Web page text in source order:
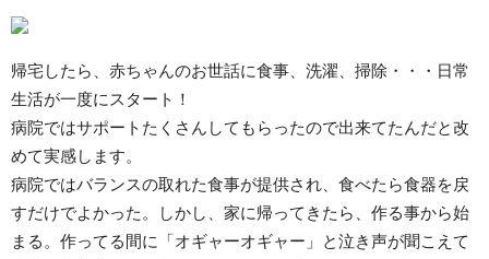
帰宅したら、赤ちゃんのお世話に食事、洗濯、掃除・・・日常
生活が一度にスタート！
病院ではサポートたくさんしてもらったので出来てたんだと改
めて実感します。
病院ではバランスの取れた食事が提供され、食べたら食器を戻
すだけでよかった。しかし、家に帰ってきたら、作る事から始
まる。作ってる間に「オギャーオギャー」と泣き声が聞こえて